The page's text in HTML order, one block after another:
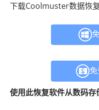
下载Coolmuster数据恢复
使用此恢复软件从数码存